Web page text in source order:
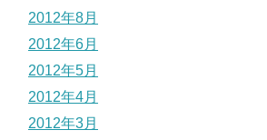
2012年8月
2012年6月
2012年5月
2012年4月
2012年3月